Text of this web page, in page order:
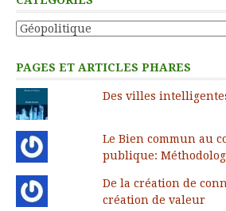
Catégories
PAGES ET ARTICLES PHARES
Des villes
Le Bien commun au
publique:
De la création de
création de valeur